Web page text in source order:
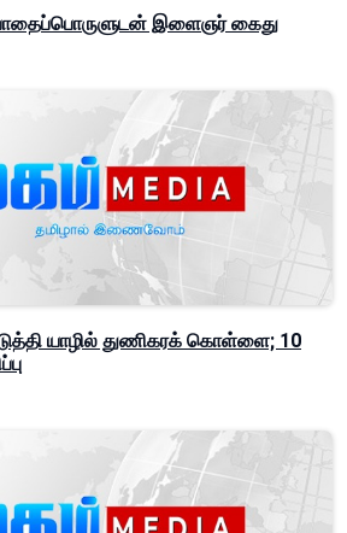
இளைஞர் கைது
யாழில் துணிகரக் கொள்ளை; 10